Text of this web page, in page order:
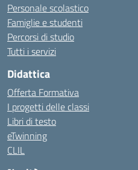
Personale scolastico
Famiglie e studenti
Percorsi di studio
Tutti i servizi
Didattica
Offerta Formativa
I progetti delle classi
Libri di testo
eTwinning
CLIL